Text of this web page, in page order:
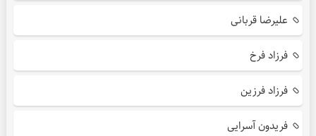
علیرضا قربانی
فرزاد فرخ
فرزاد فرزین
فریدون آسرایی